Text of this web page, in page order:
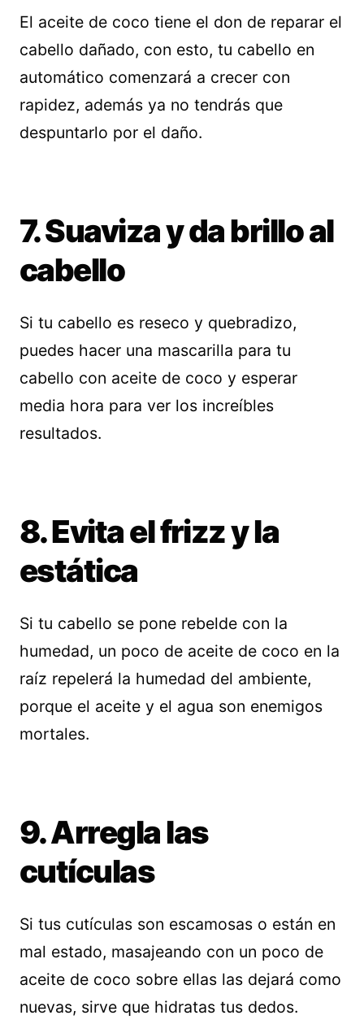
El aceite de coco tiene el don de reparar el
cabello dañado, con esto, tu cabello en
automático comenzará a crecer con
rapidez, además ya no tendrás que
despuntarlo por el daño.
7. Suaviza y da brillo al
cabello
Si tu cabello es reseco y quebradizo,
puedes hacer una mascarilla para tu
cabello con aceite de coco y esperar
media hora para ver los increíbles
resultados.
8. Evita el frizz y la
estática
Si tu cabello se pone rebelde con la
humedad, un poco de aceite de coco en la
raíz repelerá la humedad del ambiente,
porque el aceite y el agua son enemigos
mortales.
9. Arregla las
cutículas
Si tus cutículas son escamosas o están en
mal estado, masajeando con un poco de
aceite de coco sobre ellas las dejará como
nuevas, sirve que hidratas tus dedos.